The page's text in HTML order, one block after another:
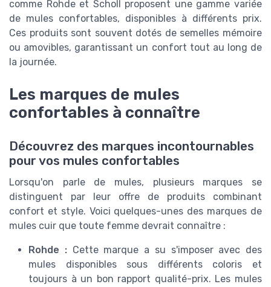
comme Rohde et Scholl proposent une gamme variée
de mules confortables, disponibles à différents prix.
Ces produits sont souvent dotés de semelles mémoire
ou amovibles, garantissant un confort tout au long de
la journée.
Les marques de mules
confortables à connaître
Découvrez des marques incontournables
pour vos mules confortables
Lorsqu'on parle de mules, plusieurs marques se
distinguent par leur offre de produits combinant
confort et style. Voici quelques-unes des marques de
mules cuir que toute femme devrait connaître :
Rohde :Cette marque a su s'imposer avec des
mules disponibles sous différents coloris et
toujours à un bon rapport qualité-prix. Les mules